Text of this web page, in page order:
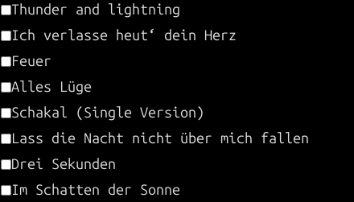
Thunder and lightning
Ich verlasse heut‘ dein Herz
Feuer
Alles Lüge
Schakal (Single Version)
Lass die Nacht nicht über mich fallen
Drei Sekunden
Im Schatten der Sonne